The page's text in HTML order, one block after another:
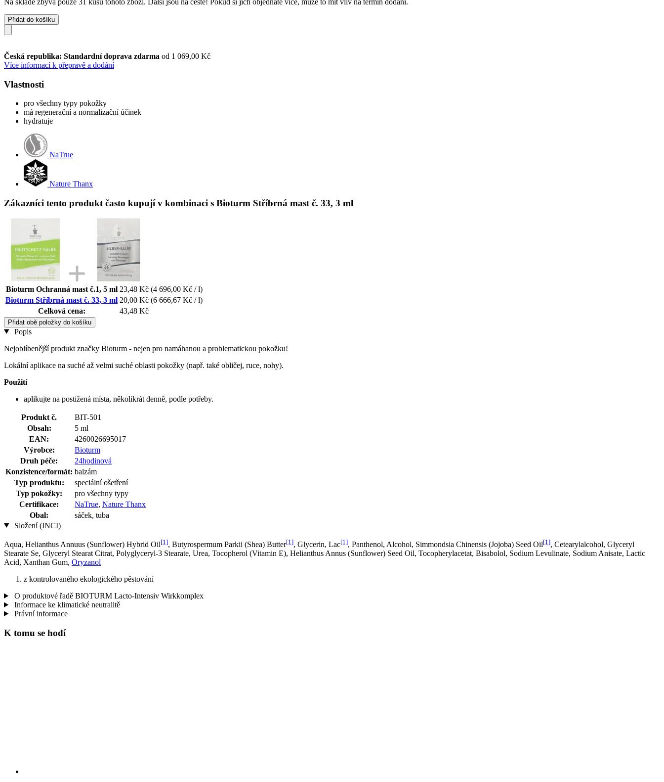
Přidat do košíku
Česká republika: Standardní doprava zdarma od 1 069,00 Kč
Více informací k přepravě a dodání
Vlastnosti
pro všechny typy pokožky
má regenerační a normalizační účinek
hydratuje
NaTrue
Nature Thanx
Zákazníci tento produkt často kupují v kombinaci s Bioturm Stříbrná mast č. 33, 3 ml
Bioturm Ochranná mast č.1, 5 ml 23,48 Kč (4 696,00 Kč / l)
Bioturm Stříbrná mast č. 33, 3 ml 20,00 Kč (6 666,67 Kč / l)
Celková cena:
43,48 Kč
Přidat obě položky do košíku
Popis
Nejoblíbenější produkt značky Bioturm - nejen pro namáhanou a problematickou pokožku!
Lokální aplikace na suché až velmi suché oblasti pokožky (např. také obličej, ruce, nohy).
Použití
aplikujte na postižená místa, několikrát denně, podle potřeby.
Produkt č.
BIT-501
Obsah:
5 ml
EAN:
4260026695017
Výrobce:
Bioturm
Druh péče:
24hodinová
Konzistence/formát: balzám
Typ produktu:
speciální ošetření
Typ pokožky:
pro všechny typy
Certifikace:
NaTrue, Nature Thanx
Obal:
sáček, tuba
Složení (INCI)
Aqua, Helianthus Annuus (Sunflower) Hybrid Oil[1], Butyrospermum Parkii (Shea) Butter[1], Glycerin, Lac[1], Panthenol, Alcohol, Simmondsia Chinensis (Jojoba) Seed Oil[1], Cetearylalcohol, Glyceryl
Stearate Se, Glyceryl Stearat Citrat, Polyglyceryl-3 Stearate, Urea, Tocopherol (Vitamin E), Helianthus Annus (Sunflower) Seed Oil, Tocopherylacetat, Bisabolol, Sodium Levulinate, Sodium Anisate, Lactic
Acid, Xanthan Gum, Oryzanol
z kontrolovaného ekologického pěstování
O produktové řadě BIOTURM Lacto-Intensiv Wirkkomplex
Informace ke klimatické neutralitě
Právní informace
K tomu se hodí